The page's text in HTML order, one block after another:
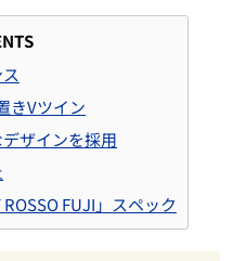
きVツイン
ザインを採用
FUJI」スペック